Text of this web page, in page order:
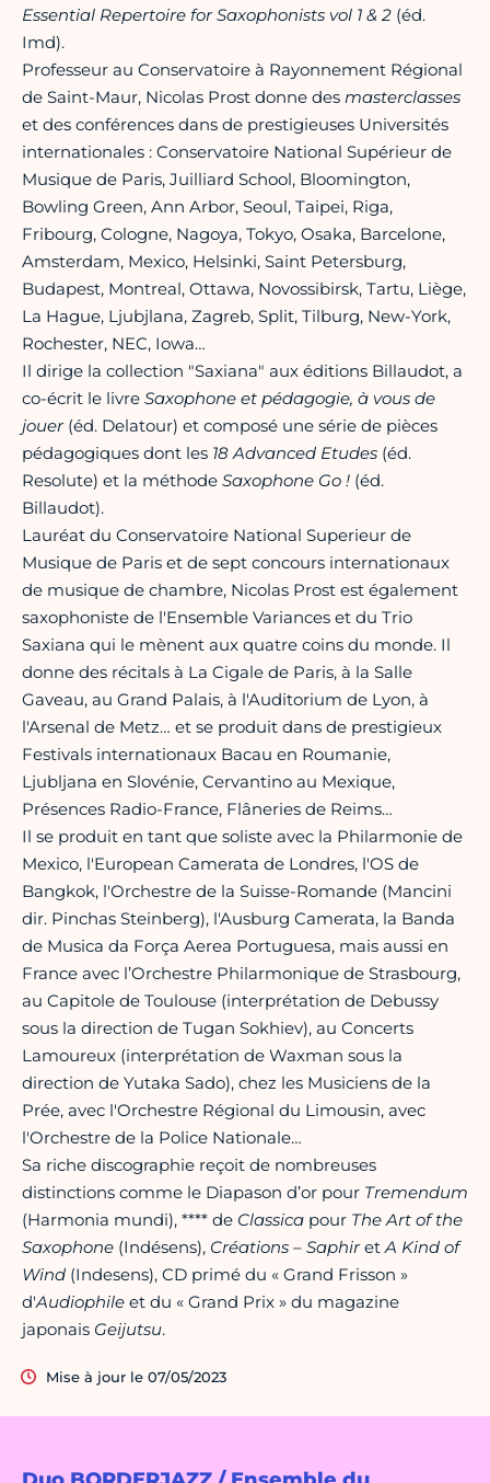
Essential Repertoire for Saxophonists vol 1 & 2 (éd.
Imd).
Professeur au Conservatoire à Rayonnement Régional
de Saint-Maur, Nicolas Prost donne des masterclasses
et des conférences dans de prestigieuses Universités
internationales : Conservatoire National Supérieur de
Musique de Paris, Juilliard School, Bloomington,
Bowling Green, Ann Arbor, Seoul, Taipei, Riga,
Fribourg, Cologne, Nagoya, Tokyo, Osaka, Barcelone,
Amsterdam, Mexico, Helsinki, Saint Petersburg,
Budapest, Montreal, Ottawa, Novossibirsk, Tartu, Liège,
La Hague, Ljubjlana, Zagreb, Split, Tilburg, New-York,
Rochester, NEC, Iowa…
Il dirige la collection "Saxiana" aux éditions Billaudot, a
co-écrit le livre Saxophone et pédagogie, à vous de
jouer(éd. Delatour) et composé une série de pièces
pédagogiques dont les 18 Advanced Etudes (éd.
Resolute) et la méthode Saxophone Go ! (éd.
Billaudot).
Lauréat du Conservatoire National Superieur de
Musique de Paris et de sept concours internationaux
de musique de chambre, Nicolas Prost est également
saxophoniste de l'Ensemble Variances et du Trio
Saxiana qui le mènent aux quatre coins du monde. Il
donne des récitals à La Cigale de Paris, à la Salle
Gaveau, au Grand Palais, à l'Auditorium de Lyon, à
l'Arsenal de Metz… et se produit dans de prestigieux
Festivals internationaux Bacau en Roumanie,
Ljubljana en Slovénie, Cervantino au Mexique,
Présences Radio-France, Flâneries de Reims…
Il se produit en tant que soliste avec la Philarmonie de
Mexico, l'European Camerata de Londres, l'OS de
Bangkok, l'Orchestre de la Suisse-Romande (Mancini
dir. Pinchas Steinberg), l'Ausburg Camerata, la Banda
de Musica da Força Aerea Portuguesa, mais aussi en
France avec l’Orchestre Philarmonique de Strasbourg,
au Capitole de Toulouse (interprétation de Debussy
sous la direction de Tugan Sokhiev), au Concerts
Lamoureux (interprétation de Waxman sous la
direction de Yutaka Sado), chez les Musiciens de la
Prée, avec l'Orchestre Régional du Limousin, avec
l'Orchestre de la Police Nationale…
Sa riche discographie reçoit de nombreuses
distinctions comme le Diapason d’or pour Tremendum
(Harmonia mundi), **** de Classica pour The Art of the
Saxophone (Indésens), Créations – SaphiretA Kind of
Wind (Indesens), CD primé du « Grand Frisson »
d'Audiophile et du « Grand Prix » du magazine
japonais Geijutsu.
Mise à jour le 07/05/2023